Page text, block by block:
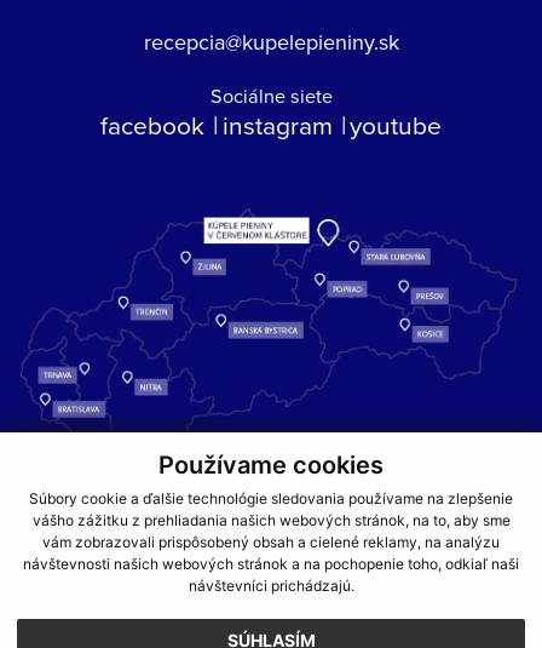
Používame cookies
Súbory cookie a ďalšie technológie sledovania používame na zlepšenie
vášho zážitku z prehliadania našich webových stránok, na to, aby sme
vám zobrazovali prispôsobený obsah a cielené reklamy, na analýzu
návštevnosti našich webových stránok a na pochopenie toho, odkiaľ naši
návštevníci prichádzajú.
SÚHLASÍM
recepcia@kupelepieniny.sk
Sociálne siete
facebook instagram youtube
Kúpele Pieniny – miesto, kde sa príroda stretáva s liečivou silou
vody a oddychom pre telo aj dušu.
GDPR COOKIES PARTNERI
JEDÁLNY LÍSTOK
CENNÍKY